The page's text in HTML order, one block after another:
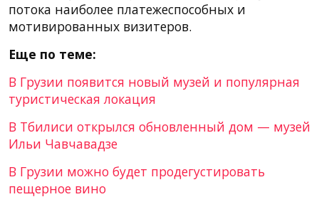
потока наиболее платежеспособных и
мотивированных визитеров.
Еще по теме:
В Грузии появится новый музей и популярная
туристическая локация
В Тбилиси открылся обновленный дом — музей
Ильи Чавчавадзе
В Грузии можно будет продегустировать
пещерное вино